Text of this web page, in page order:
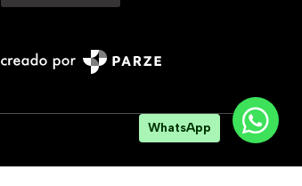
WhatsApp